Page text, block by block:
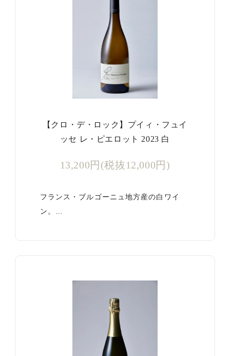
【クロ・デ・ロック】プイィ・フュイ
ッセ レ・ピエロット 2023 白
13,200円(税抜12,000円)
フランス・ブルゴーニュ地方産の白ワイ
ン。…